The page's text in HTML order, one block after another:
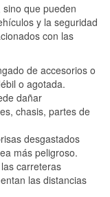
que pueden
y la seguridad
con las
de accesorios o
o agotada.
dañar
chasis, partes de
desgastados
más peligroso.
carreteras
las distancias